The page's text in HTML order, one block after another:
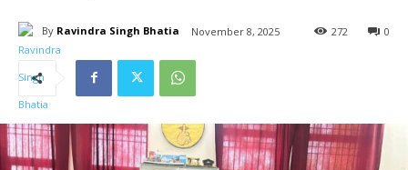
By Ravindra Singh Bhatia November 8, 2025 0
272